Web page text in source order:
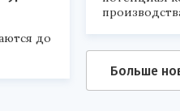
до
Больше